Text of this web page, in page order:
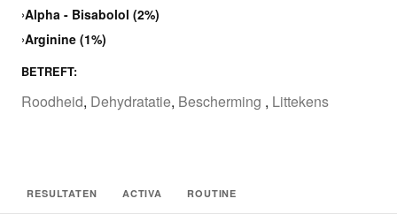
›Alpha - Bisabolol (2%)
›Arginine (1%)
BETREFT:
Roodheid, Dehydratatie, Bescherming , Littekens
RESULTATEN ACTIVA ROUTINE